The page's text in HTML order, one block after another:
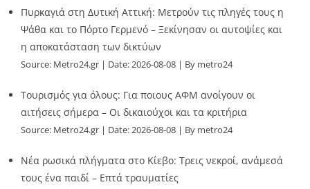
Πυρκαγιά στη Δυτική Αττική: Μετρούν τις πληγές τους η
Ψάθα και το Πόρτο Γερμενό – Ξεκίνησαν οι αυτοψίες και
η αποκατάσταση των δικτύων
Source: Metro24.gr Date: 2026-08-08 By metro24
Τουρισμός για όλους: Για ποιους ΑΦΜ ανοίγουν οι
αιτήσεις σήμερα – Οι δικαιούχοι και τα κριτήρια
Source: Metro24.gr Date: 2026-08-08 By metro24
Νέα ρωσικά πλήγματα στο Κίεβο: Τρεις νεκροί, ανάμεσά
τους ένα παιδί – Επτά τραυματίες